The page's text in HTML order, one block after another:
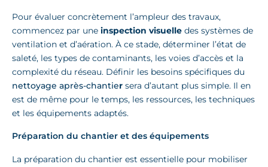
Pour évaluer concrètement l’ampleur des travaux,
commencez par une inspection visuelle des systèmes de
ventilation et d’aération. À ce stade, déterminer l’état de
saleté, les types de contaminants, les voies d’accès et la
complexité du réseau. Définir les besoins spécifiques du
nettoyage après-chantier sera d’autant plus simple. Il en
est de même pour le temps, les ressources, les techniques
et les équipements adaptés.
Préparation du chantier et des équipements
La préparation du chantier est essentielle pour mobiliser